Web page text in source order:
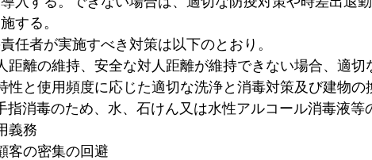
する。
任者が実施すべき対策は以下のとおり。
距離の維持、安全な対人距離が維持できない場合、適
性と使用頻度に応じた適切な洗浄と消毒対策及び建物の
指消毒のため、水、石けん又は水性アルコール消毒液等
義務
客の密集の回避